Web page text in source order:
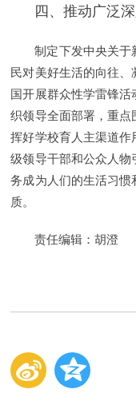
四、推动广泛
制定下发中央关于
民对美好生活的向往
国开展群众性学雷锋活
织领导全面部署，重点
挥好学校育人主渠道作
级领导干部和公众人物
务成为人们的生活习惯
质。
责任编辑：胡澄